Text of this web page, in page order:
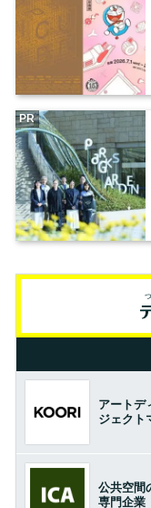
PR
アートデ
ジェクト
公共空間
専門企業